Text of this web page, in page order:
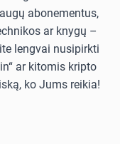
abonementus,
ar knygų –
lengvai nusipirkti
ar kitomis kripto
ko Jums reikia!